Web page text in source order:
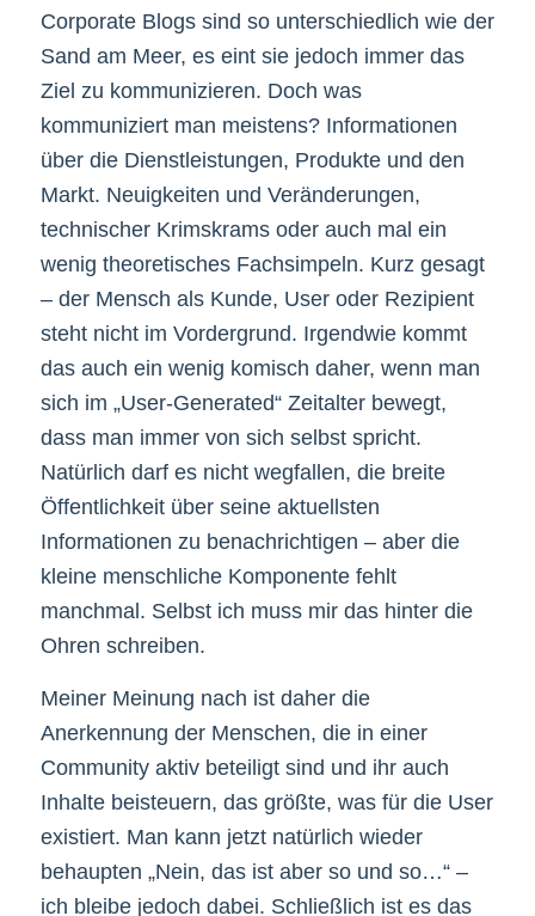
Corporate Blogs sind so unterschiedlich wie der
Sand am Meer, es eint sie jedoch immer das
Ziel zu kommunizieren. Doch was
kommuniziert man meistens? Informationen
über die Dienstleistungen, Produkte und den
Markt. Neuigkeiten und Veränderungen,
technischer Krimskrams oder auch mal ein
wenig theoretisches Fachsimpeln. Kurz gesagt
– der Mensch als Kunde, User oder Rezipient
steht nicht im Vordergrund. Irgendwie kommt
das auch ein wenig komisch daher, wenn man
sich im „User-Generated“ Zeitalter bewegt,
dass man immer von sich selbst spricht.
Natürlich darf es nicht wegfallen, die breite
Öffentlichkeit über seine aktuellsten
Informationen zu benachrichtigen – aber die
kleine menschliche Komponente fehlt
manchmal. Selbst ich muss mir das hinter die
Ohren schreiben.
Meiner Meinung nach ist daher die
Anerkennung der Menschen, die in einer
Community aktiv beteiligt sind und ihr auch
Inhalte beisteuern, das größte, was für die User
existiert. Man kann jetzt natürlich wieder
behaupten „Nein, das ist aber so und so…“ –
ich bleibe jedoch dabei. Schließlich ist es das